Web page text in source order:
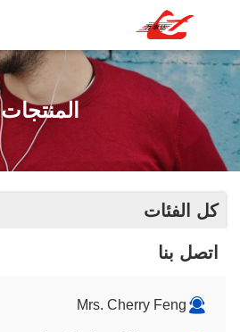
المنتجات
كل الفئات
اتصل بنا
Mrs. Cherry Feng